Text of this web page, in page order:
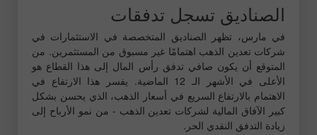
الصناديق تسجل تدفقات
في مارس، تظهر الصناديق المتخصصة في الاستثمارات في
شركات تعدين الذهب اهتمامًا غير مسبوق من المستثمرين. من
المتوقع أن يكون صافي تدفق رأس المال إلى هذا القطاع هو
الأعلى في الأشهر الـ 12 الماضية. يفسر هذا الارتفاع في
الاهتمام بالارتفاع السريع في أسعار الذهب، الذي يحسن بشكل
كبير الآفاق المالية لشركات تعدين الذهب - من نمو الأرباح إلى
زيادة التدفق النقدي الحر.